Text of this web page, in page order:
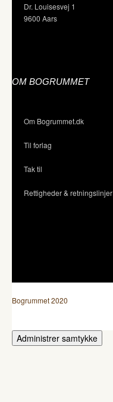
Dr. Louisesvej 1
9600 Aars
OM BOGRUMMET
Om Bogrummet.dk
Til forlag
Tak til
Rettigheder & retningslinjer
Bogrummet 2020
Administrer samtykke